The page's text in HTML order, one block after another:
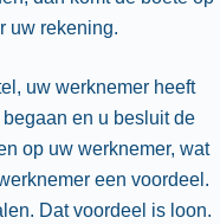
uw rekening.
uw werknemer heeft
en u besluit de
op uw werknemer, wat
een voordeel.
Dat voordeel is loon.